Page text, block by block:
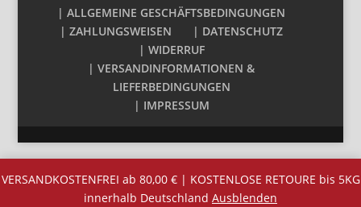
| ALLGEMEINE GESCHÄFTSBEDINGUNGEN
| ZAHLUNGSWEISEN
| DATENSCHUTZ
| WIDERRUF
| VERSANDINFORMATIONEN &
LIEFERBEDINGUNGEN
| IMPRESSUM
VERSANDKOSTENFREI ab 80,00 € | KOSTENLOSE RETOURE bis 5KG
innerhalb Deutschland Ausblenden